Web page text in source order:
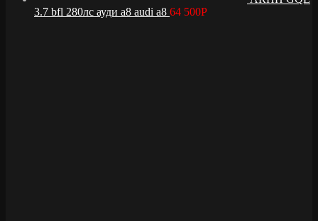
3.7 bfl 280лс ауди а8 audi a8 64 500Р